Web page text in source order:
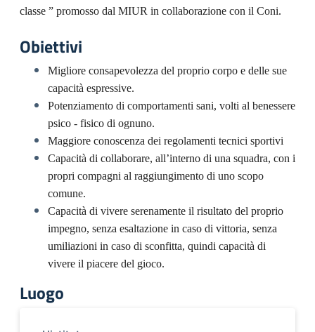
classe ” promosso dal MIUR in collaborazione con il Coni.
Obiettivi
Migliore consapevolezza del proprio corpo e delle sue
capacità espressive.
Potenziamento di comportamenti sani, volti al benessere
psico - fisico di ognuno.
Maggiore conoscenza dei regolamenti tecnici sportivi
Capacità di collaborare, all’interno di una squadra, con i
propri compagni al raggiungimento di uno scopo
comune.
Capacità di vivere serenamente il risultato del proprio
impegno, senza esaltazione in caso di vittoria, senza
umiliazioni in caso di sconfitta, quindi capacità di
vivere il piacere del gioco.
Luogo